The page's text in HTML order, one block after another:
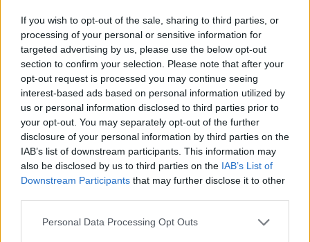
If you wish to opt-out of the sale, sharing to third parties, or
processing of your personal or sensitive information for
targeted advertising by us, please use the below opt-out
section to confirm your selection. Please note that after your
opt-out request is processed you may continue seeing
interest-based ads based on personal information utilized by
us or personal information disclosed to third parties prior to
your opt-out. You may separately opt-out of the further
disclosure of your personal information by third parties on the
IAB’s list of downstream participants. This information may
also be disclosed by us to third parties on the IAB’s List of
Downstream Participants that may further disclose it to other
Personal Data Processing Opt Outs